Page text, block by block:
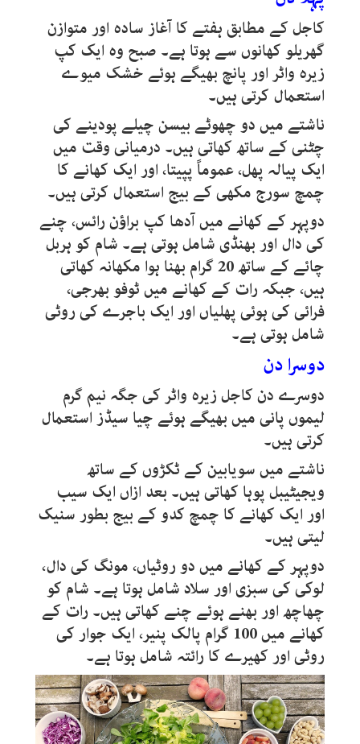
کاجل کے مطابق ہفتے کا آغاز سادہ اور متوازن
گھریلو کھانوں سے ہوتا ہے۔ صبح وہ ایک کپ
زیرہ واٹر اور پانچ بھیگے ہوئے خشک میوے
استعمال کرتی ہیں۔
ناشتے میں دو چھوٹے بیسن چیلے پودینے کی
چٹنی کے ساتھ کھاتی ہیں۔ درمیانی وقت میں
ایک پیالہ پھل، عموماً پپیتا، اور ایک کھانے کا
چمچ سورج مکھی کے بیج استعمال کرتی ہیں۔
دوپہر کے کھانے میں آدھا کپ براؤن رائس، چنے
کی دال اور بھنڈی شامل ہوتی ہے۔ شام کو ہربل
چائے کے ساتھ 20 گرام بھنا ہوا مکھانہ کھاتی
ہیں، جبکہ رات کے کھانے میں ٹوفو بھرجی،
فرائی کی ہوئی پھلیاں اور ایک باجرے کی روٹی
شامل ہوتی ہے۔
دوسرا دن
دوسرے دن کاجل زیرہ واٹر کی جگہ نیم گرم
لیموں پانی میں بھیگے ہوئے چیا سیڈز استعمال
کرتی ہیں۔
ناشتے میں سویابین کے ٹکڑوں کے ساتھ
ویجیٹیبل پوہا کھاتی ہیں۔ بعد ازاں ایک سیب
اور ایک کھانے کا چمچ کدو کے بیج بطور سنیک
لیتی ہیں۔
دوپہر کے کھانے میں دو روٹیاں، مونگ کی دال،
لوکی کی سبزی اور سلاد شامل ہوتا ہے۔ شام کو
چھاچھ اور بھنے ہوئے چنے کھاتی ہیں۔ رات کے
کھانے میں 100 گرام پالک پنیر، ایک جوار کی
روٹی اور کھیرے کا رائتہ شامل ہوتا ہے۔